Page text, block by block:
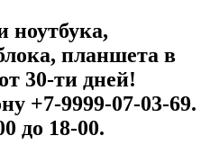
ноутбука,
планшета в
30-ти дней!
+7-9999-07-03-69.
до 18-00.